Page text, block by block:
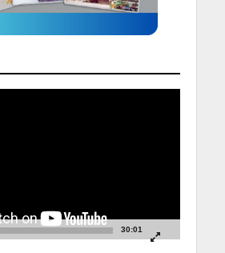
30:01